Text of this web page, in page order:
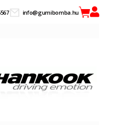
info@gumibomba.hu